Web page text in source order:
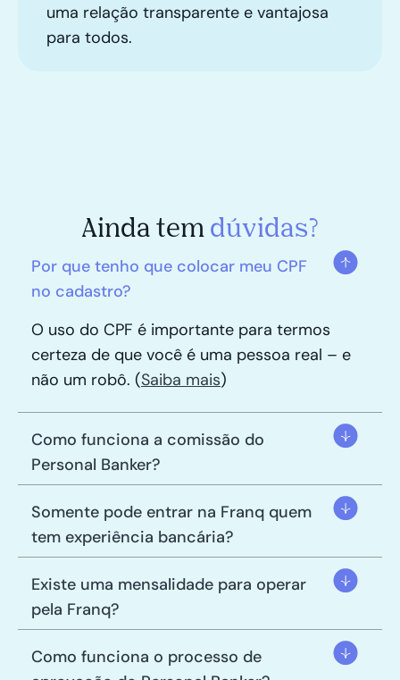
uma relação transparente e vantajosa
para todos.
Ainda tem dúvidas?
Por que tenho que colocar meu CPF
no cadastro?
O uso do CPF é importante para termos
certeza de que você é uma pessoa real – e
não um robô. (Saiba mais)
Como funciona a comissão do
Personal Banker?
Somente pode entrar na Franq quem
tem experiência bancária?
Existe uma mensalidade para operar
pela Franq?
Como funciona o processo de